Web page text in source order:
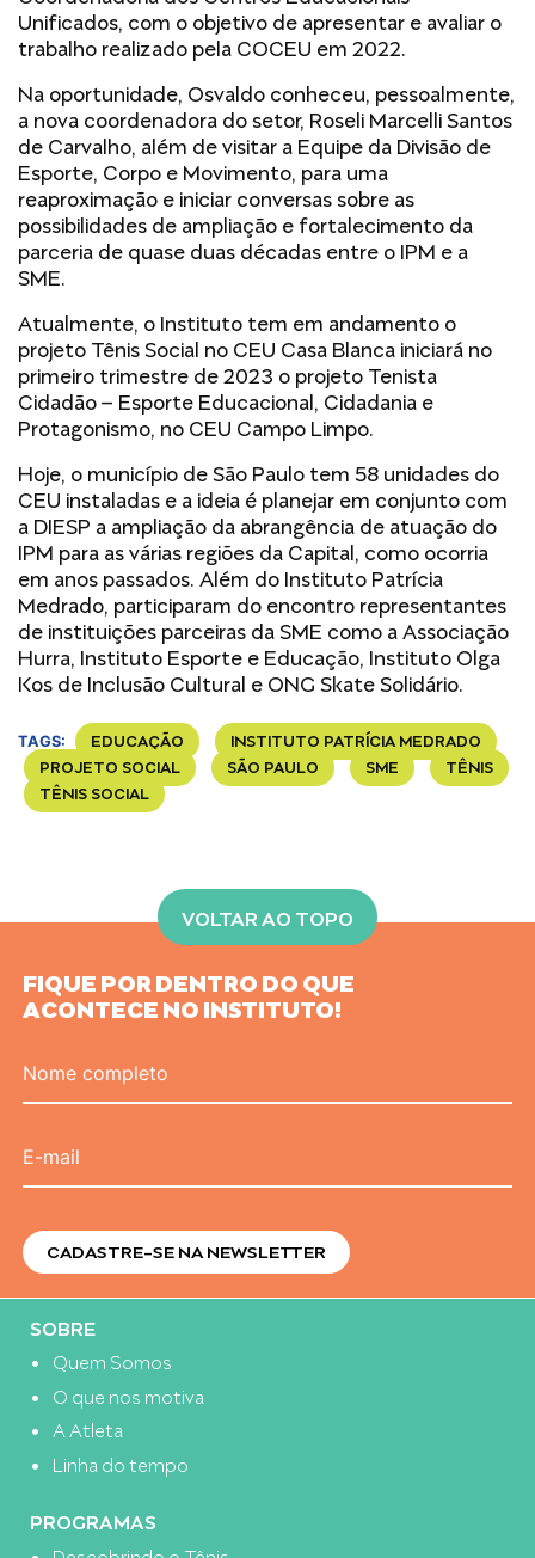
Unificados, com o objetivo de apresentar e avaliar o
trabalho realizado pela COCEU em 2022.
Na oportunidade, Osvaldo conheceu, pessoalmente,
a nova coordenadora do setor, Roseli Marcelli Santos
de Carvalho, além de visitar a Equipe da Divisão de
Esporte, Corpo e Movimento, para uma
reaproximação e iniciar conversas sobre as
possibilidades de ampliação e fortalecimento da
parceria de quase duas décadas entre o IPM e a
SME.
Atualmente, o Instituto tem em andamento o
projeto Tênis Social no CEU Casa Blanca iniciará no
primeiro trimestre de 2023 o projeto Tenista
Cidadão – Esporte Educacional, Cidadania e
Protagonismo, no CEU Campo Limpo.
Hoje, o município de São Paulo tem 58 unidades do
CEU instaladas e a ideia é planejar em conjunto com
a DIESP a ampliação da abrangência de atuação do
IPM para as várias regiões da Capital, como ocorria
em anos passados. Além do Instituto Patrícia
Medrado, participaram do encontro representantes
de instituições parceiras da SME como a Associação
Hurra, Instituto Esporte e Educação, Instituto Olga
Kos de Inclusão Cultural e ONG Skate Solidário.
TAGS: EDUCAÇÃO
INSTITUTO PATRÍCIA MEDRADO
PROJETO SOCIAL
SÃO PAULO SME
TÊNIS
TÊNIS SOCIAL
VOLTAR AO TOPO
FIQUE POR DENTRO DO QUE
ACONTECE NO INSTITUTO!
Nome completo
E-mail
SOBRE
Quem Somos
O que nos motiva
A Atleta
Linha do tempo
PROGRAMAS